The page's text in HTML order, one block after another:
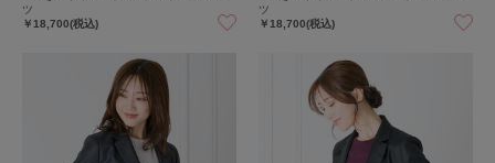
ツ
￥18,700(税込)
ツ
￥18,700(税込)